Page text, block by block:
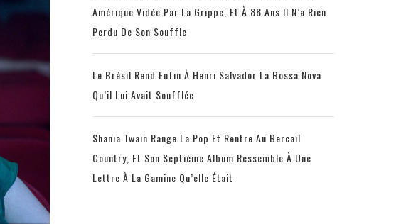
Amérique Vidée Par La Grippe, Et À 88 Ans Il N’a Rien
Perdu De Son Souffle
Le Brésil Rend Enfin À Henri Salvador La Bossa Nova
Qu’il Lui Avait Soufflée
Shania Twain Range La Pop Et Rentre Au Bercail
Country, Et Son Septième Album Ressemble À Une
Lettre À La Gamine Qu’elle Était